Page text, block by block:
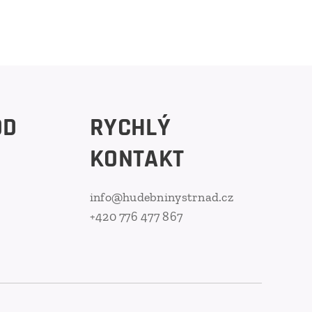
RYCHLÝ
KONTAKT
info@hudebninystrnad.cz
+420 776 477 867